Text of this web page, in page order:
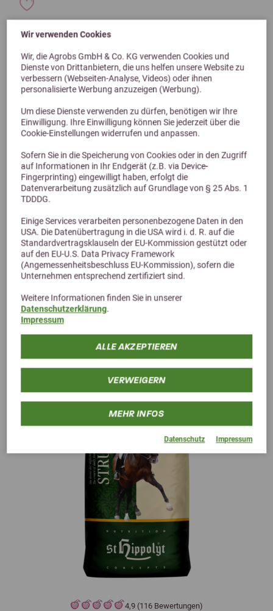
Wir verwenden Cookies
Wir, die Agrobs GmbH & Co. KG verwenden Cookies und
Dienste von Drittanbietern, die uns helfen unsere Website zu
verbessern (Webseiten-Analyse, Videos) oder ihnen
personalisierte Werbung anzuzeigen (Werbung).
Um diese Dienste verwenden zu dürfen, benötigen wir Ihre
Einwilligung. Ihre Einwilligung können Sie jederzeit über die
Cookie-Einstellungen widerrufen und anpassen.
Sofern Sie in die Speicherung von Cookies oder in den Zugriff
auf Informationen in Ihr Endgerät (z.B. via Device-
Fingerprinting) eingewilligt haben, erfolgt die
Datenverarbeitung zusätzlich auf Grundlage von § 25 Abs. 1
TDDDG.
Einige Services verarbeiten personenbezogene Daten in den
USA. Die Datenübertragung in die USA wird i. d. R. auf die
Standardvertragsklauseln der EU-Kommission gestützt oder
auf den EU-U.S. Data Privacy Framework
(Angemessenheitsbeschluss EU-Kommission), sofern die
Unternehmen entsprechend zertifiziert sind.
Weitere Informationen finden Sie in unserer
Datenschutzerklärung.
Impressum
ALLE AKZEPTIEREN
VERWEIGERN
MEHR INFOS
Datenschutz Impressum
4,9 (28 Bewertungen)
Pavo WeightLift
Gewichtsverlust
ab 31,99 €
4,9 (116 Bewertungen)